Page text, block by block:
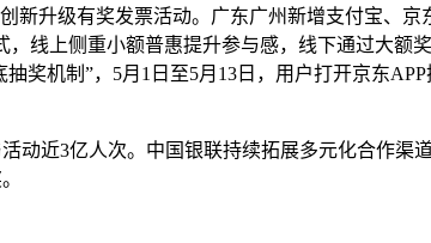
新升级有奖发票活动。广东广州新增支付宝、
，线上侧重小额普惠提升参与感，线下通过大
奖机制”，5月1日至5月13日，用户打开京东
动近3亿人次。中国银联持续拓展多元化合作